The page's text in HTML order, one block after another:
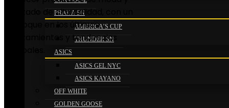
PRADA SN
AMERICA’S CUP
THUNDER SN
ASICS
ASICS GEL NYC
ASICS KAYANO
OFF WHITE
GOLDEN GOOSE
calzado de alta calidad, con un
enfoque en los últimos
lanzamientos y tendencias